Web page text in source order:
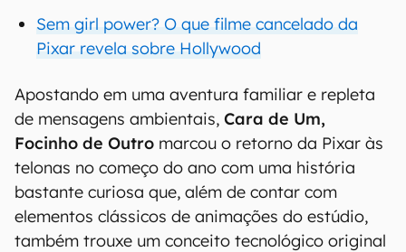
Sem girl power? O que filme cancelado da
Pixar revela sobre Hollywood
Apostando em uma aventura familiar e repleta
de mensagens ambientais, Cara de Um,
Focinho de Outro marcou o retorno da Pixar às
telonas no começo do ano com uma história
bastante curiosa que, além de contar com
elementos clássicos de animações do estúdio,
também trouxe um conceito tecnológico original